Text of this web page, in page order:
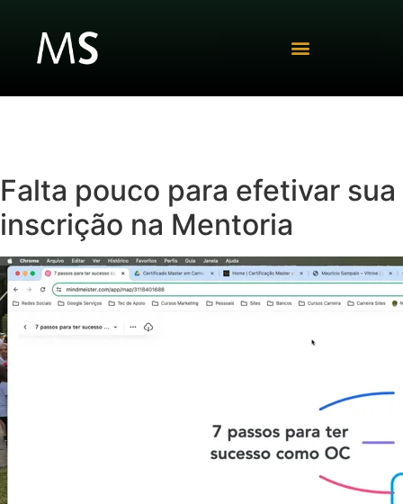
Falta pouco para efetivar sua
inscrição na Mentoria